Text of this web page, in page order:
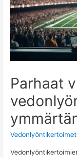
Parhaat
Vedonlyöntikertoimet